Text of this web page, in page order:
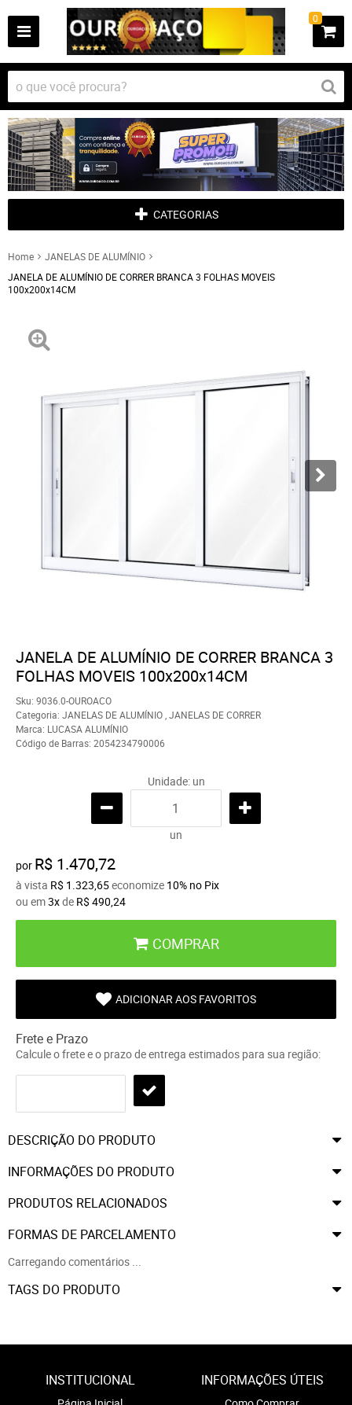
0
CATEGORIAS
Home
JANELAS DE ALUMÍNIO
JANELA DE ALUMÍNIO DE CORRER BRANCA 3 FOLHAS MOVEIS
100x200x14CM
JANELA DE ALUMÍNIO DE CORRER BRANCA 3
FOLHAS MOVEIS 100x200x14CM
Sku: 9036.0-OUROACO
Categoria: JANELAS DE ALUMÍNIO JANELAS DE CORRER
Marca: LUCASA ALUMÍNIO
Código de Barras: 2054234790006
Unidade: un
un
por R$ 1.470,72
à vista R$ 1.323,65economize 10% no Pix
ou em3xde R$ 490,24
COMPRAR
ADICIONAR AOS FAVORITOS
Frete e Prazo
Calcule o frete e o prazo de entrega estimados para sua região:
DESCRIÇÃO DO PRODUTO
INFORMAÇÕES DO PRODUTO
PRODUTOS RELACIONADOS
FORMAS DE PARCELAMENTO
Carregando comentários ...
TAGS DO PRODUTO
INSTITUCIONAL INFORMAÇÕES ÚTEIS